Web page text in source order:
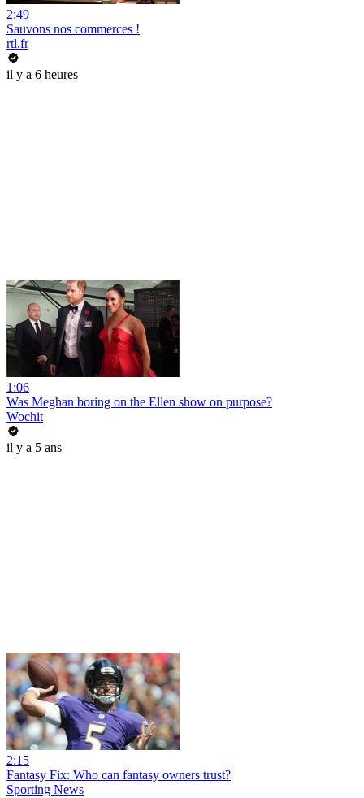
2:49
Sauvons nos commerces !
rtl.fr
il y a 6 heures
1:06
Was Meghan boring on the Ellen show on purpose?
Wochit
il y a 5 ans
2:15
Fantasy Fix: Who can fantasy owners trust?
Sporting News